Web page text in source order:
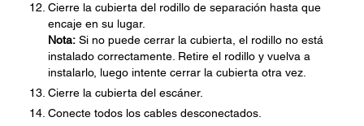
Cierre la cubierta del rodillo de separación hasta que
encaje en su lugar.
Nota: Si no puede cerrar la cubierta, el rodillo no está
instalado correctamente. Retire el rodillo y vuelva a
instalarlo, luego intente cerrar la cubierta otra vez.
Cierre la cubierta del escáner.
Conecte todos los cables desconectados.